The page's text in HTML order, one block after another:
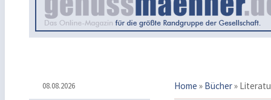
08.08.2026 Home » Bücher»